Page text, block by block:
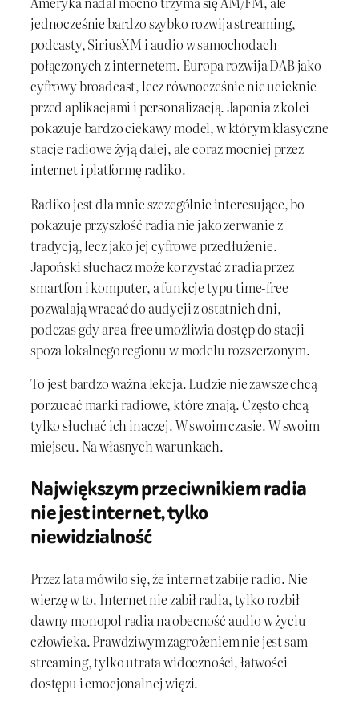
jednocześnie bardzo szybko rozwija streaming,
podcasty, SiriusXM i audio w samochodach
połączonych z internetem. Europa rozwija DAB jako
cyfrowy broadcast, lecz równocześnie nie ucieknie
przed aplikacjami i personalizacją. Japonia z kolei
pokazuje bardzo ciekawy model, w którym klasyczne
stacje radiowe żyją dalej, ale coraz mocniej przez
internet i platformę radiko.
Radiko jest dla mnie szczególnie interesujące, bo
pokazuje przyszłość radia nie jako zerwanie z
tradycją, lecz jako jej cyfrowe przedłużenie.
Japoński słuchacz może korzystać z radia przez
smartfon i komputer, a funkcje typu time-free
pozwalają wracać do audycji z ostatnich dni,
podczas gdy area-free umożliwia dostęp do stacji
spoza lokalnego regionu w modelu rozszerzonym.
To jest bardzo ważna lekcja. Ludzie nie zawsze chcą
porzucać marki radiowe, które znają. Często chcą
tylko słuchać ich inaczej. W swoim czasie. W swoim
miejscu. Na własnych warunkach.
Największym przeciwnikiem radia
nie jest internet, tylko
niewidzialność
Przez lata mówiło się, że internet zabije radio. Nie
wierzę w to. Internet nie zabił radia, tylko rozbił
dawny monopol radia na obecność audio w życiu
człowieka. Prawdziwym zagrożeniem nie jest sam
streaming, tylko utrata widoczności, łatwości
dostępu i emocjonalnej więzi.